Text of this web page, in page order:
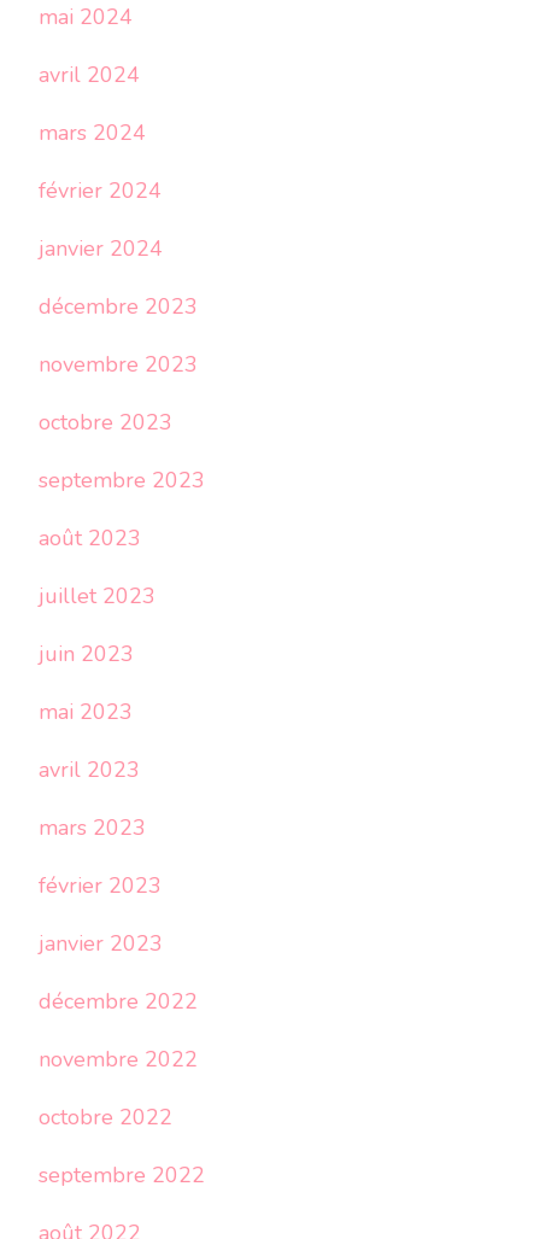
mai 2024
avril 2024
mars 2024
février 2024
janvier 2024
décembre 2023
novembre 2023
octobre 2023
septembre 2023
août 2023
juillet 2023
juin 2023
mai 2023
avril 2023
mars 2023
février 2023
janvier 2023
décembre 2022
novembre 2022
octobre 2022
septembre 2022
août 2022